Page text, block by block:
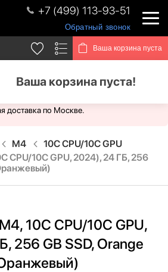
+7 (499) 113-93-51
Обратный звонок
Ваша корзина пуста
Ваша корзина пуста!
без выходных. Для Вас доступен
доставка по Москве.
M4
10C CPU/10C GPU
CPU/10C GPU, 2024), 24 ГБ, 256
10C CPU/10C GPU,
256 GB SSD, Orange